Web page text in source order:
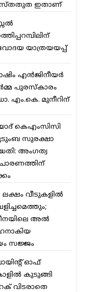
വസ്തതുത ഇതാണ്
യാത്രയയപ്പ്
എന്‍ജിനീയര്‍
പുരസ്‌കാരം
എം.കെ. മുനീറിന്
കെഎംസിസി
സുരക്ഷാ
അംഗത്വ
ലക്ഷം വീടുകളില്‍
അല്‍
സജ്ജം
ഓഫ്
കുടുങ്ങി
വിടരാതെ